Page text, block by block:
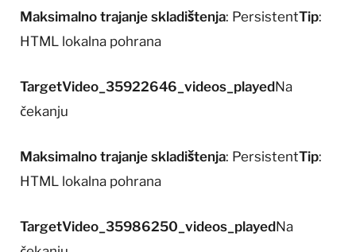
Maksimalno trajanje skladištenja: PersistentTip:
HTML lokalna pohrana
TargetVideo_35922646_videos_playedNa
čekanju
Maksimalno trajanje skladištenja: PersistentTip:
HTML lokalna pohrana
TargetVideo_35986250_videos_playedNa